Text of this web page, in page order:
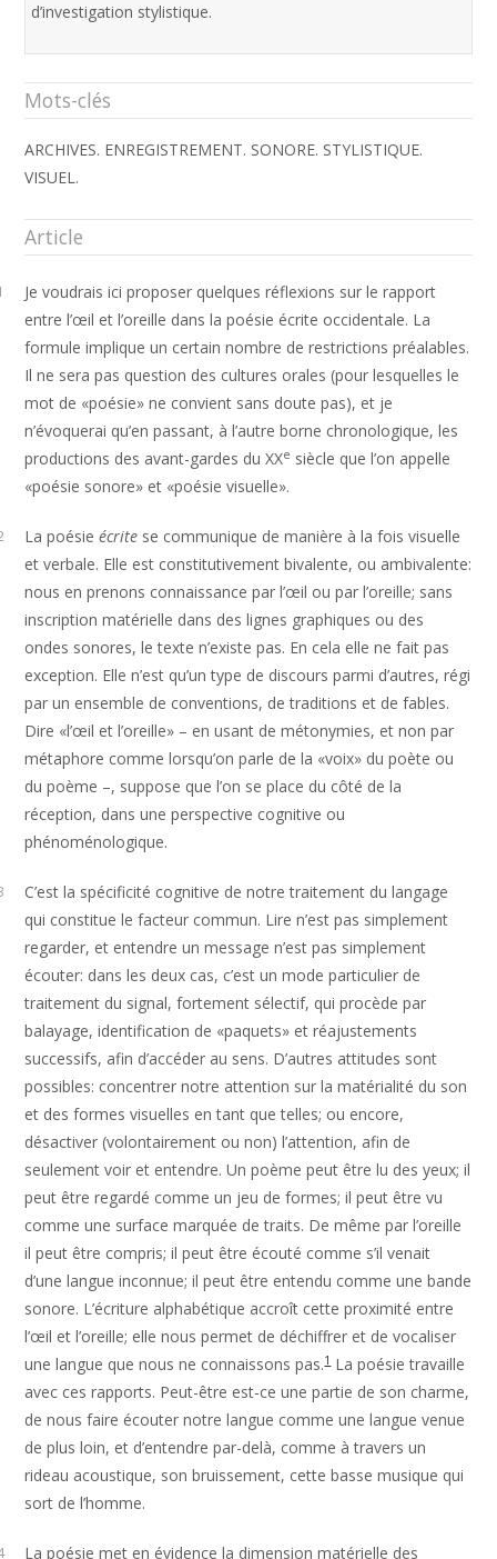
d’investigation stylistique.
Mots-clés
ARCHIVES. ENREGISTREMENT. SONORE. STYLISTIQUE.
VISUEL.
Article
Je voudrais ici proposer quelques réflexions sur le rapport
entre l’œil et l’oreille dans la poésie écrite occidentale. La
formule implique un certain nombre de restrictions préalables.
Il ne sera pas question des cultures orales (pour lesquelles le
mot de «poésie» ne convient sans doute pas), et je
n’évoquerai qu’en passant, à l’autre borne chronologique, les
productions des avant-gardes du XXe siècle que l’on appelle
«poésie sonore» et «poésie visuelle».
La poésieécrite se communique de manière à la fois visuelle
et verbale. Elle est constitutivement bivalente, ou ambivalente:
nous en prenons connaissance par l’œil ou par l’oreille; sans
inscription matérielle dans des lignes graphiques ou des
ondes sonores, le texte n’existe pas. En cela elle ne fait pas
exception. Elle n’est qu’un type de discours parmi d’autres, régi
par un ensemble de conventions, de traditions et de fables.
Dire «l’œil et l’oreille» – en usant de métonymies, et non par
métaphore comme lorsqu’on parle de la «voix» du poète ou
du poème –, suppose que l’on se place du côté de la
réception, dans une perspective cognitive ou
phénoménologique.
C’est la spécificité cognitive de notre traitement du langage
qui constitue le facteur commun. Lire n’est pas simplement
regarder, et entendre un message n’est pas simplement
écouter: dans les deux cas, c’est un mode particulier de
traitement du signal, fortement sélectif, qui procède par
balayage, identification de «paquets» et réajustements
successifs, afin d’accéder au sens. D’autres attitudes sont
possibles: concentrer notre attention sur la matérialité du son
et des formes visuelles en tant que telles; ou encore,
désactiver (volontairement ou non) l’attention, afin de
seulement voir et entendre. Un poème peut être lu des yeux; il
peut être regardé comme un jeu de formes; il peut être vu
comme une surface marquée de traits. De même par l’oreille
il peut être compris; il peut être écouté comme s’il venait
d’une langue inconnue; il peut être entendu comme une bande
sonore. L’écriture alphabétique accroît cette proximité entre
l’œil et l’oreille; elle nous permet de déchiffrer et de vocaliser
une langue que nous ne connaissons pas.1La poésie travaille
avec ces rapports. Peut-être est-ce une partie de son charme,
de nous faire écouter notre langue comme une langue venue
de plus loin, et d’entendre par-delà, comme à travers un
rideau acoustique, son bruissement, cette basse musique qui
sort de l’homme.
La poésie met en évidence la dimension matérielle des